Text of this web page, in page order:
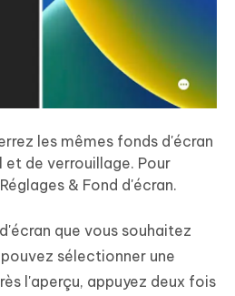
les mêmes fonds d'écran
et de verrouillage. Pour
& Fond d'écran.
que vous souhaitez
sélectionner une
l'aperçu, appuyez deux fois